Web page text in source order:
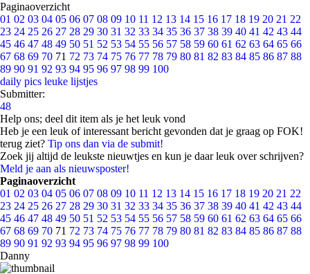
Paginaoverzicht
01 02 03 04 05 06 07 08 09 10 11 12 13 14 15 16 17 18 19 20 21 22
23 24 25 26 27 28 29 30 31 32 33 34 35 36 37 38 39 40 41 42 43 44
45 46 47 48 49 50 51 52 53 54 55 56 57 58 59 60 61 62 63 64 65 66
67 68 69 70 71 72 73 74 75 76 77 78 79 80 81 82 83 84 85 86 87 88
89 90 91 92 93 94 95 96 97 98 99 100
daily pics leuke lijstjes
Submitter:
48
Help ons; deel dit item als je het leuk vond
Heb je een leuk of interessant bericht gevonden dat je graag op FOK!
terug ziet? Tip ons dan via de submit!
Zoek jij altijd de leukste nieuwtjes en kun je daar leuk over schrijven?
Meld je aan als nieuwsposter!
Paginaoverzicht
01 02 03 04 05 06 07 08 09 10 11 12 13 14 15 16 17 18 19 20 21 22
23 24 25 26 27 28 29 30 31 32 33 34 35 36 37 38 39 40 41 42 43 44
45 46 47 48 49 50 51 52 53 54 55 56 57 58 59 60 61 62 63 64 65 66
67 68 69 70 71 72 73 74 75 76 77 78 79 80 81 82 83 84 85 86 87 88
89 90 91 92 93 94 95 96 97 98 99 100
Danny